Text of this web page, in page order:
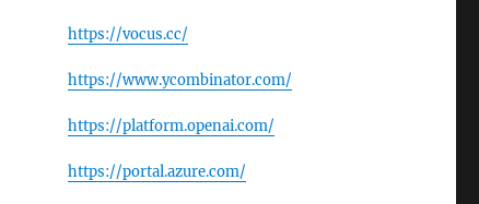
https://vocus.cc/
https://www.ycombinator.com/
https://platform.openai.com/
https://portal.azure.com/